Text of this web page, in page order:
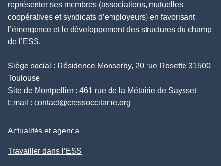
représenter ses membres (associations, mutuelles,
coopératives et syndicats d’employeurs) en favorisant
l’émergence et le développement des structures du champ
de l’ESS.
Siège social : Résidence Monserby, 20 rue Rosette 31500
Toulouse
Site de Montpellier : 461 rue de la Métairie de Saysset
Email : contact@cressoccitanie.org
Actualités et agenda
Travailler dans l’ESS